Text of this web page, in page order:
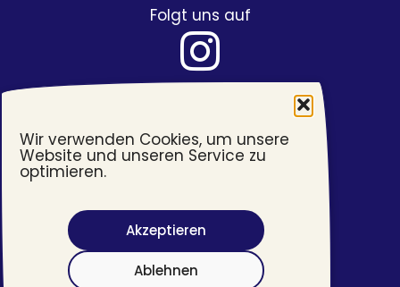
Wir verwenden Cookies, um unsere
Website und unseren Service zu
optimieren.
Akzeptieren
Ablehnen
Folgt uns auf
Barrierefreiheit
Impressum